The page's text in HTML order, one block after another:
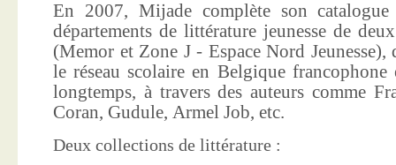
En 2007, Mijade complète son
départements de littérature jeunesse de
(Memor et Zone J - Espace Nord
le réseau scolaire en Belgique francophone
longtemps, à travers des auteurs comme
Coran, Gudule, Armel Job, etc.
Deux collections de littérature :